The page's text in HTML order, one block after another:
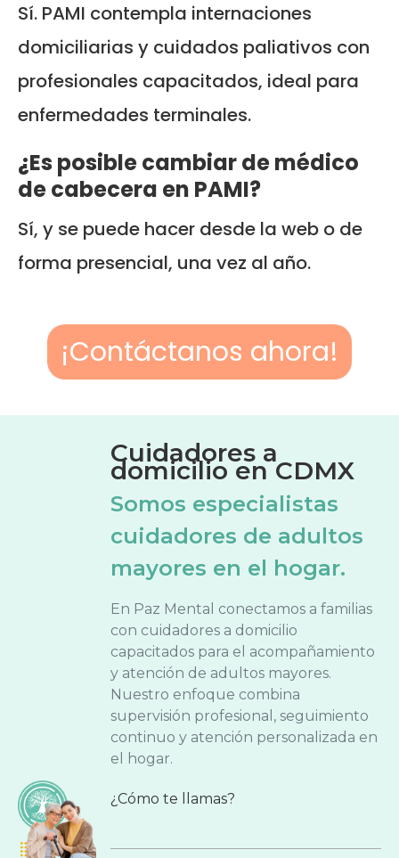
Sí. PAMI contempla internaciones
domiciliarias y cuidados paliativos con
profesionales capacitados, ideal para
enfermedades terminales.
¿Es posible cambiar de médico
de cabecera en PAMI?
Sí, y se puede hacer desde la web o de
forma presencial, una vez al año.
¡Contáctanos ahora!
Cuidadores a
domicilio en CDMX
Somos especialistas
cuidadores de adultos
mayores en el hogar.
En Paz Mental conectamos a familias
con cuidadores a domicilio
capacitados para el acompañamiento
y atención de adultos mayores.
Nuestro enfoque combina
supervisión profesional, seguimiento
continuo y atención personalizada en
el hogar.
¿Cómo te llamas?